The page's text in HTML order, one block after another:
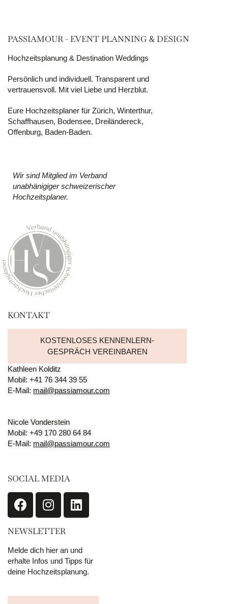
PASSIAMOUR - EVENT PLANNING & DESIGN
Hochzeitsplanung & Destination Weddings
Persönlich und individuell. Transparent und
vertrauensvoll. Mit viel Liebe und Herzblut.
Eure Hochzeitsplaner für Zürich, Winterthur,
Schaffhausen, Bodensee, Dreiländereck,
Offenburg, Baden-Baden.
Wir sind Mitglied im Verband
unabhänigiger schweizerischer
Hochzeitsplaner.
KONTAKT
KOSTENLOSES KENNENLERN-
GESPRÄCH VEREINBAREN
Kathleen Kolditz
Mobil: +41 76 344 39 55
E-Mail: mail@passiamour.com
Nicole Vonderstein
Mobil: +49 170 280 64 84
E-Mail: mail@passiamour.com
SOCIAL MEDIA
NEWSLETTER
Melde dich hier an und
erhalte Infos und Tipps für
deine Hochzeitsplanung.